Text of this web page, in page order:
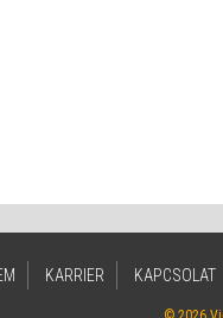
KARRIER KAPCSOLAT